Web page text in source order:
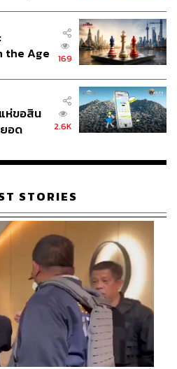
จะได้โบนัสเป็น
อนที่เราแชร์สั่งซื้อสินค้า ฟีเจอร์นี้
กให้กับร้านค้าและสร้างยอดขาย
ปไทย ทำไมชอบ Social
the Age
169
ห่ขอสิน
ยอด
2.6K
STORIES